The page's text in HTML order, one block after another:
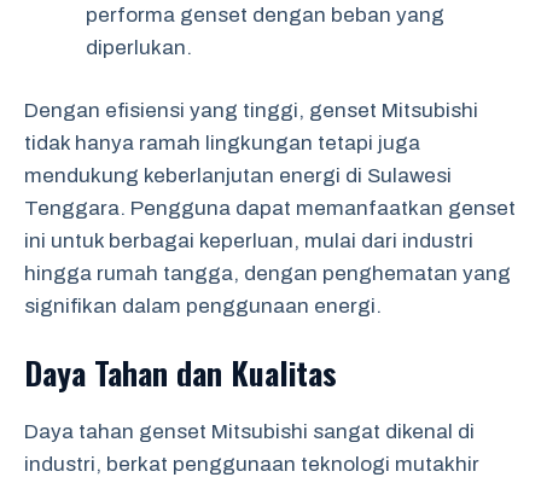
performa genset dengan beban yang
diperlukan.
Dengan efisiensi yang tinggi, genset Mitsubishi
tidak hanya ramah lingkungan tetapi juga
mendukung keberlanjutan energi di Sulawesi
Tenggara. Pengguna dapat memanfaatkan genset
ini untuk berbagai keperluan, mulai dari industri
hingga rumah tangga, dengan penghematan yang
signifikan dalam penggunaan energi.
Daya Tahan dan Kualitas
Daya tahan genset Mitsubishi sangat dikenal di
industri, berkat penggunaan teknologi mutakhir